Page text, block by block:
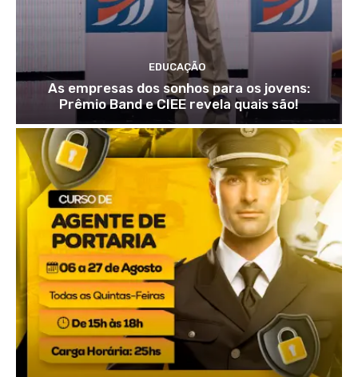
EDUCAÇÃO
As empresas dos sonhos para os jovens:
Prêmio Band e CIEE revela quais são!